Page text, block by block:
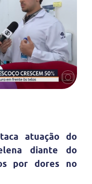
atuação do
diante do
por dores no